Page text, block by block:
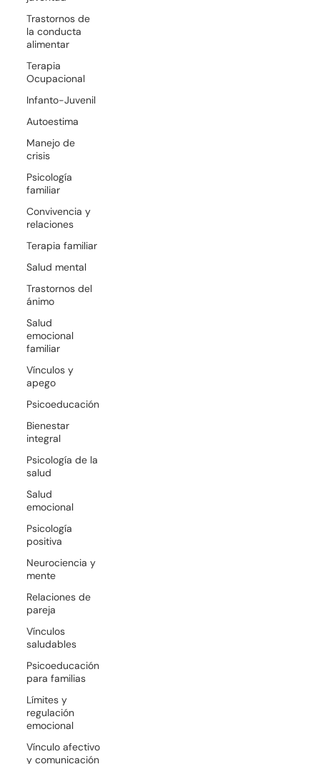
Trastornos de
la conducta
alimentar
Terapia
Ocupacional
Infanto-Juvenil
Autoestima
Manejo de
crisis
Psicología
familiar
Convivencia y
relaciones
Terapia familiar
Salud mental
Trastornos del
ánimo
Salud
emocional
familiar
Vínculos y
apego
Psicoeducación
Bienestar
integral
Psicología de la
salud
Salud
emocional
Psicología
positiva
Neurociencia y
mente
Relaciones de
pareja
Vínculos
saludables
Psicoeducación
para familias
Límites y
regulación
emocional
Vínculo afectivo
y comunicación